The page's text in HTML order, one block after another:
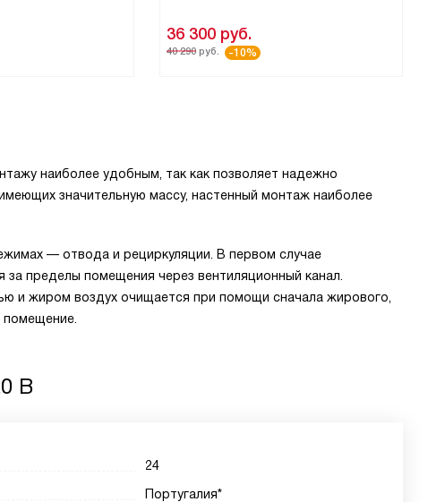
36 300 руб.
40 290 руб. -10%
наиболее удобным, так как позволяет надежно
значительную массу, настенный монтаж наиболее
— отвода и рециркуляции. В первом случае
пределы помещения через вентиляционный канал.
и жиром воздух очищается при помощи сначала жирового,
помещение.
B
24
Португалия*